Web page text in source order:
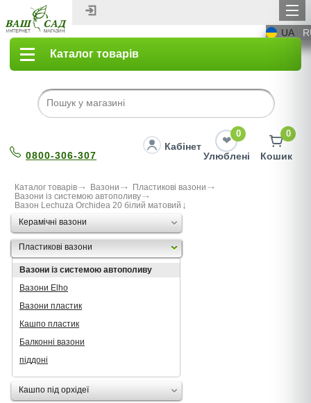
UA
Каталог товарів
0800-306-307
Кабінет
0
Улюблені
0
Кошик
Каталог товарів Вазони
Пластикові вазони
Вазони із системою автополиву
Вазон Lechuza Orchidea 20 білий матовий
Керамічні вазони
Пластикові вазони
Вазони із системою автополиву
Вазони Elho
Вазони пластик
Кашпо пластик
Балконні вазони
піддоні
Кашпо під орхідеї